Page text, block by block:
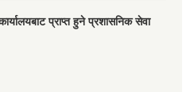
प्राप्त हुने प्रशासनिक सेवा